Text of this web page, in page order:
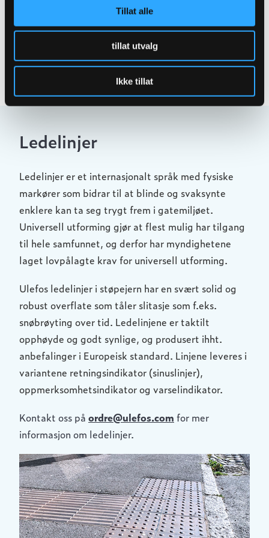
Tillat alle
tillat utvalg
Ikke tillat
om tregruberister og trebeskyttere.
Ledelinjer
Ledelinjer er et internasjonalt språk med fysiske
markører som bidrar til at blinde og svaksynte
enklere kan ta seg trygt frem i gatemiljøet.
Universell utforming gjør at flest mulig har tilgang
til hele samfunnet, og derfor har myndighetene
laget lovpålagte krav for universell utforming.
Ulefos ledelinjer i støpejern har en svært solid og
robust overflate som tåler slitasje som f.eks.
snøbrøyting over tid. Ledelinjene er taktilt
opphøyde og godt synlige, og produsert ihht.
anbefalinger i Europeisk standard. Linjene leveres i
variantene retningsindikator (sinuslinjer),
oppmerksomhetsindikator og varselindikator.
Kontakt oss på ordre@ulefos.com for mer
informasjon om ledelinjer.